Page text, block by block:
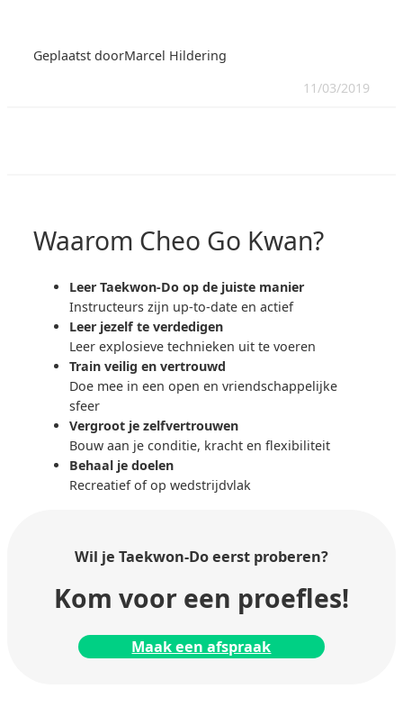
Geplaatst doorMarcel Hildering
11/03/2019
Waarom Cheo Go Kwan?
Leer Taekwon-Do op de juiste manier
Instructeurs zijn up-to-date en actief
Leer jezelf te verdedigen
Leer explosieve technieken uit te voeren
Train veilig en vertrouwd
Doe mee in een open en vriendschappelijke
sfeer
Vergroot je zelfvertrouwen
Bouw aan je conditie, kracht en flexibiliteit
Behaal je doelen
Recreatief of op wedstrijdvlak
Wil je Taekwon-Doeerst proberen?
Kom voor een proefles!
Maak een afspraak